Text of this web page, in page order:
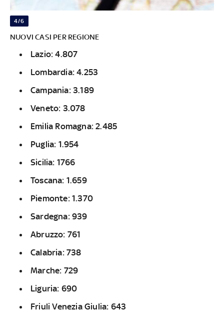
4/6
NUOVI CASI PER REGIONE
Lazio: 4.807
Lombardia: 4.253
Campania: 3.189
Veneto: 3.078
Emilia Romagna: 2.485
Puglia: 1.954
Sicilia: 1766
Toscana: 1.659
Piemonte: 1.370
Sardegna: 939
Abruzzo: 761
Calabria: 738
Marche: 729
Liguria: 690
Friuli Venezia Giulia: 643